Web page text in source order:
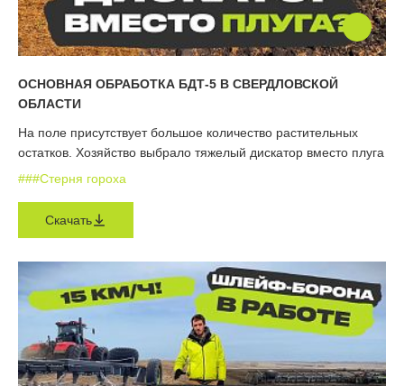
ОСНОВНАЯ ОБРАБОТКА БДТ-5 В СВЕРДЛОВСКОЙ
ОБЛАСТИ
На поле присутствует большое количество растительных
остатков. Хозяйство выбрало тяжелый дискатор вместо плуга
###Стерня гороха
Скачать